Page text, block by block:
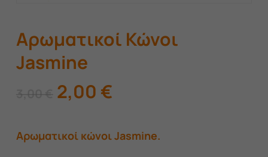
Αρωματικοί Κώνοι
Jasmine
3,00 € Original
price
was:
3,00 €.
2,00 €Η
τιμή
είναι:
Αρωματικοί κώνοι Jasmine.